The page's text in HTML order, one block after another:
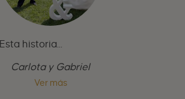
Esta historia...
Carlota y Gabriel
Ver más